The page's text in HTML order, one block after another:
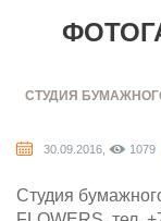
СТУДИЯ
30.09.2016, 1079
Студия